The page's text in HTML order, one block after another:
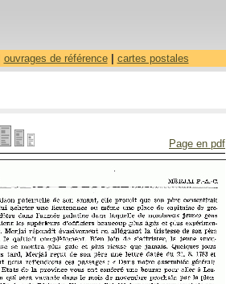
ouvrages de référence| cartes postales
Page en pdf